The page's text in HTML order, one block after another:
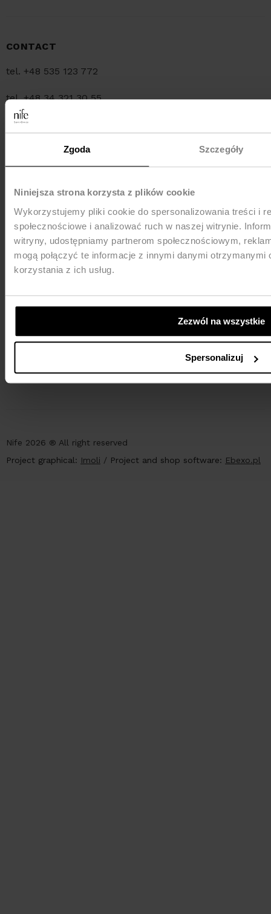
Zgoda Szczegóły
Niniejsza strona korzysta z plików cookie
Wykorzystujemy pliki cookie do spersonalizowania treści i
społecznościowe i analizować ruch w naszej witrynie.
witryny, udostępniamy partnerom społecznościowym,
mogą połączyć te informacje z innymi danymi
korzystania z ich usług.
Zezwól na wszystkie
Spersonalizuj
CONTACT
tel. +48 535 123 772
tel. +48 34 321 30 55
e-mail:
MEDIA e-mail:pr@nife.pl
SHIPMENT
Nife 2026 ® All right reserved
Project graphical: Imoli / Project and shop software: Ebexo.pl